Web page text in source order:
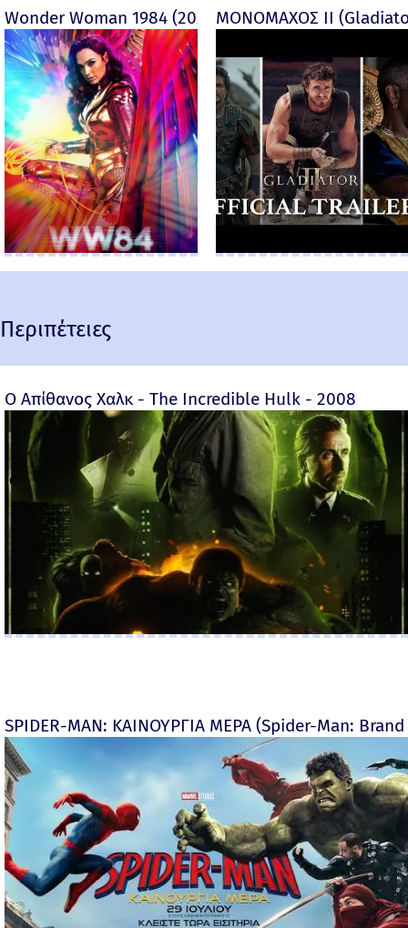
Wonder Woman 1984 (2020)ΜΟΝΟΜΑΧΟΣ ΙΙ
Περιπέτειες
Ο Απίθανος Χαλκ - The Incredible Hulk - 2008
SPIDER-MAN: ΚΑΙΝΟΥΡΓΙΑ ΜΕΡΑ (Spider-Man: